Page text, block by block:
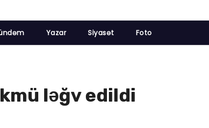
Yazar Siyasət Foto
ləğv edildi